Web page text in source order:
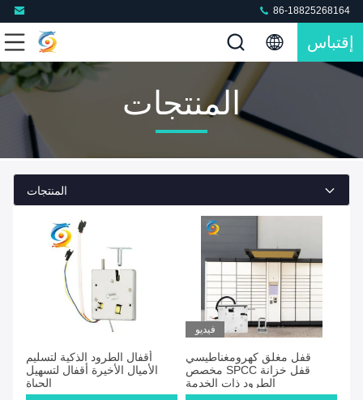
86-18825268164
إقتباس
المنتجات
المنتجات
أقفال الطرود الذكية لتسليم
الأميال الأخيرة أقفال لتسهيل
الحياة
فيديو
قفل مغلق كهرومغناطيسي
مخصص SPCC قفل خزانة
الطرود ذات الخدمة